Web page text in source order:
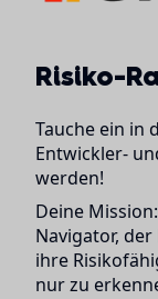
Risiko-
Tauche ein in
Entwickler-
werden!
Deine
Navigator,
ihre
nur zu